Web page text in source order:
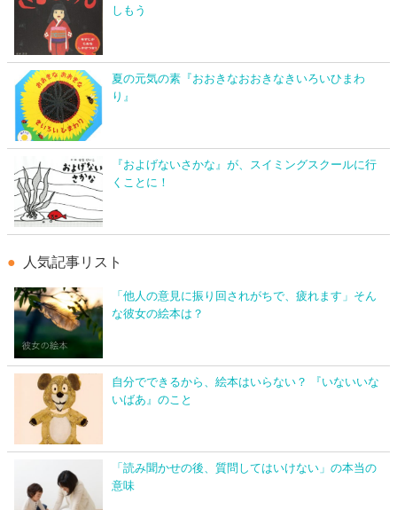
しもう
夏の元気の素『おおきなおおきなきいろいひまわ
り』
『およげないさかな』が、スイミングスクールに行
くことに！
人気記事リスト
「他人の意見に振り回されがちで、疲れます」そん
な彼女の絵本は？
自分でできるから、絵本はいらない？ 『いないいな
いばあ』のこと
「読み聞かせの後、質問してはいけない」の本当の
意味